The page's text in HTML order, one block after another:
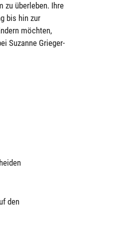
zu überleben. Ihre
bis hin zur
möchten,
Suzanne Grieger-
den